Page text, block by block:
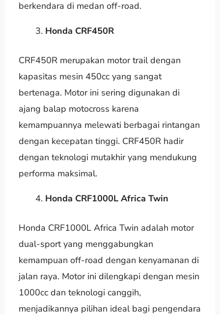
berkendara di medan off-road.
Honda CRF450R
CRF450R merupakan motor trail dengan
kapasitas mesin 450cc yang sangat
bertenaga. Motor ini sering digunakan di
ajang balap motocross karena
kemampuannya melewati berbagai rintangan
dengan kecepatan tinggi. CRF450R hadir
dengan teknologi mutakhir yang mendukung
performa maksimal.
Honda CRF1000L Africa Twin
Honda CRF1000L Africa Twin adalah motor
dual-sport yang menggabungkan
kemampuan off-road dengan kenyamanan di
jalan raya. Motor ini dilengkapi dengan mesin
1000cc dan teknologi canggih,
menjadikannya pilihan ideal bagi pengendara